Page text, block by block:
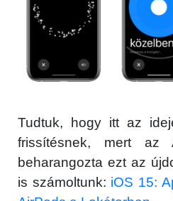
Tudtuk, hogy itt az
frissítésnek, mert az
beharangozta ezt az
is számoltunk: iOS 15: